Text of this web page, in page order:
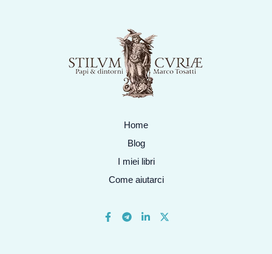
Home
Blog
I miei libri
Come aiutarci